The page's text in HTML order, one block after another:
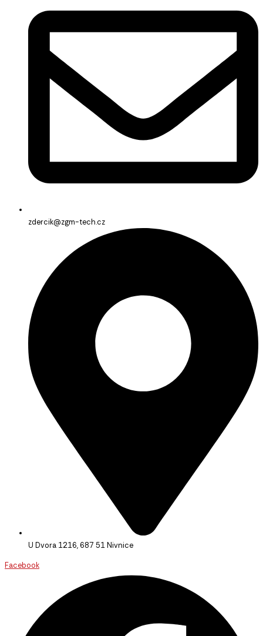
zdercik@zgm-tech.cz
U Dvora 1216, 687 51 Nivnice
Facebook